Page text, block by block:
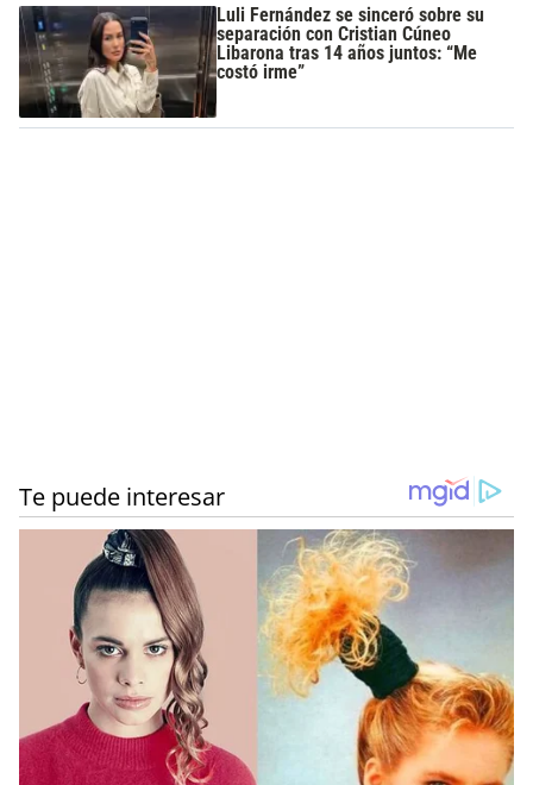
Luli Fernández se sinceró sobre su
separación con Cristian Cúneo
Libarona tras 14 años juntos: “Me
costó irme”